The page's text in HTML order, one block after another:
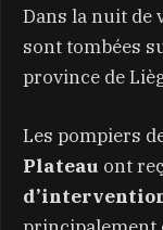
Dans la nuit de
sont tombées
province de
Les pompiers
Plateau ont